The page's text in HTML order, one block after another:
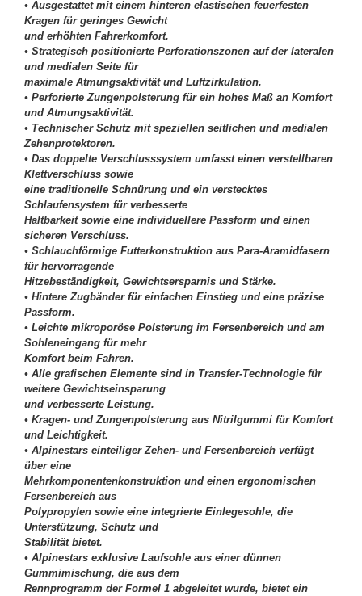
• Ausgestattet mit einem hinteren elastischen feuerfesten
Kragen für geringes Gewicht
und erhöhten Fahrerkomfort.
• Strategisch positionierte Perforationszonen auf der lateralen
und medialen Seite für
maximale Atmungsaktivität und Luftzirkulation.
• Perforierte Zungenpolsterung für ein hohes Maß an Komfort
und Atmungsaktivität.
• Technischer Schutz mit speziellen seitlichen und medialen
Zehenprotektoren.
• Das doppelte Verschlusssystem umfasst einen verstellbaren
Klettverschluss sowie
eine traditionelle Schnürung und ein verstecktes
Schlaufensystem für verbesserte
Haltbarkeit sowie eine individuellere Passform und einen
sicheren Verschluss.
• Schlauchförmige Futterkonstruktion aus Para-Aramidfasern
für hervorragende
Hitzebeständigkeit, Gewichtsersparnis und Stärke.
• Hintere Zugbänder für einfachen Einstieg und eine präzise
Passform.
• Leichte mikroporöse Polsterung im Fersenbereich und am
Sohleneingang für mehr
Komfort beim Fahren.
• Alle grafischen Elemente sind in Transfer-Technologie für
weitere Gewichtseinsparung
und verbesserte Leistung.
• Kragen- und Zungenpolsterung aus Nitrilgummi für Komfort
und Leichtigkeit.
• Alpinestars einteiliger Zehen- und Fersenbereich verfügt
über eine
Mehrkomponentenkonstruktion und einen ergonomischen
Fersenbereich aus
Polypropylen sowie eine integrierte Einlegesohle, die
Unterstützung, Schutz und
Stabilität bietet.
• Alpinestars exklusive Laufsohle aus einer dünnen
Gummimischung, die aus dem
Rennprogramm der Formel 1 abgeleitet wurde, bietet ein